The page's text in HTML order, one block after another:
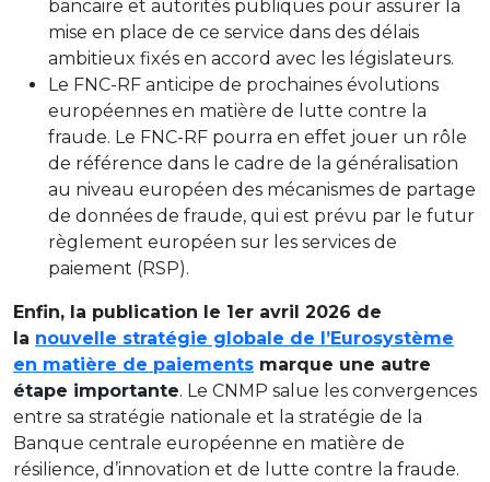
bancaire et autorités publiques pour assurer la
mise en place de ce service dans des délais
ambitieux fixés en accord avec les législateurs.
Le FNC-RF anticipe de prochaines évolutions
européennes en matière de lutte contre la
fraude. Le FNC-RF pourra en effet jouer un rôle
de référence dans le cadre de la généralisation
au niveau européen des mécanismes de partage
de données de fraude, qui est prévu par le futur
règlement européen sur les services de
paiement (RSP).
Enfin, la publication le 1er avril 2026 de
la nouvelle stratégie globale de l’Eurosystème
en matière de paiements marque une autre
étape importante. Le CNMP salue les convergences
entre sa stratégie nationale et la stratégie de la
Banque centrale européenne en matière de
résilience, d’innovation et de lutte contre la fraude.